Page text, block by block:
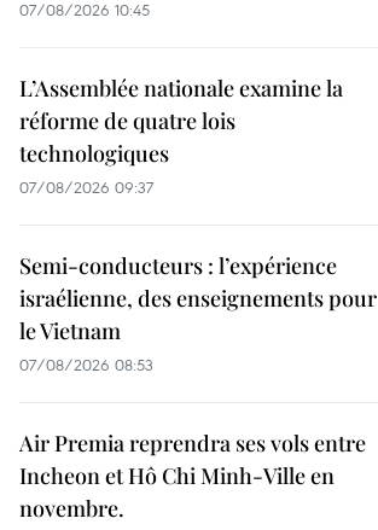
07/08/2026 10:45
L’Assemblée nationale examine la
réforme de quatre lois
technologiques
07/08/2026 09:37
Semi-conducteurs : l’expérience
israélienne, des enseignements pour
le Vietnam
07/08/2026 08:53
Air Premia reprendra ses vols entre
Incheon et Hô Chi Minh-Ville en
novembre.